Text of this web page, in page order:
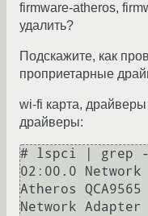
firmware-atheros,
удалить?
Подскажите, как
проприетарные
wi-fi карта,
драйверы:
# lspci | grep
02:00.0
Atheros
Network